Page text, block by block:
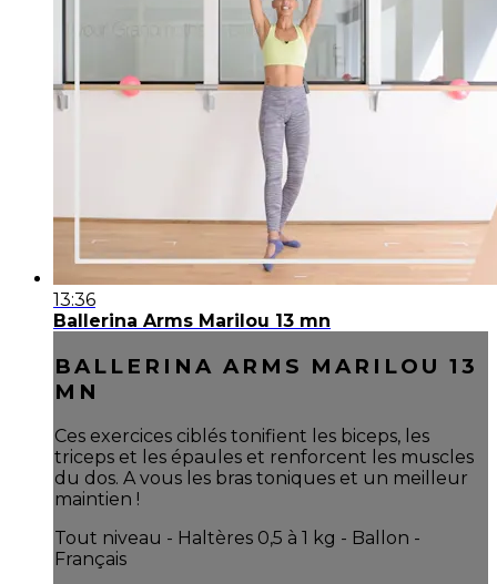
13:36
Ballerina Arms Marilou 13 mn
BALLERINA ARMS MARILOU 13
MN
Ces exercices ciblés tonifient les biceps, les
triceps et les épaules et renforcent les muscles
du dos. A vous les bras toniques et un meilleur
maintien !
Tout niveau - Haltères 0,5 à 1 kg - Ballon -
Français